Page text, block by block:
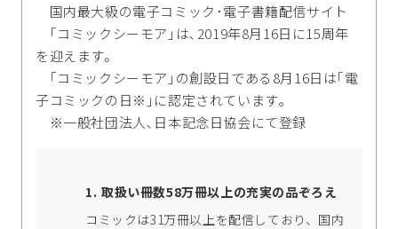
国内最大級の電子コミック･電子書籍配信サイト
｢コミックシーモア｣は､2019年8月16日に15周年
を迎えます。
｢コミックシーモア｣の創設日である8月16日は｢電
子コミックの日※｣に認定されています｡
※一般社団法人､日本記念日協会にて登録
取扱い冊数58万冊以上の充実の品ぞろえ
コミックは31万冊以上を配信しており、国内